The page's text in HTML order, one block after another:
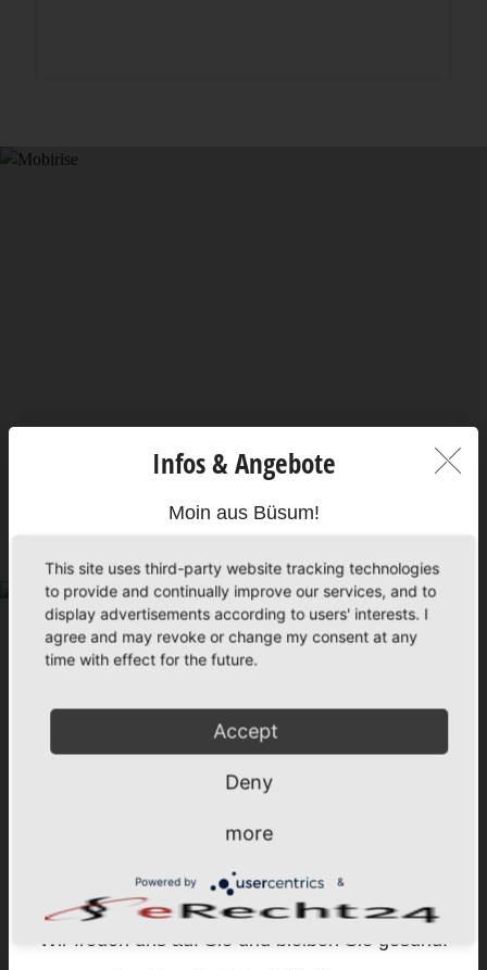
Wohnbeispiel für unsere neuen 1-Raumwohnungen im
Appartementhaus Rehn.
Beispiel zum 3-Sterne-Komfort in den
Infos & Angebote
Moin aus Büsum!
herzlich Willkommen in unserem
familiengeführten Appartementhausbetrieb.
Entspannung & Aktivität, Erholung und Kultur -
unsere zentrale Lage bietet alle
Büsum - Nordseeluft - gemütlich und reizvoll
zugleich.
Wir sind für Sie erreichbar – ganz bequem online
) oder telefonisch (Montag bis
Sonnabend von 09:00 bis 17:00 Uhr -
04834/2236).
Wir freuen uns auf Sie und bleiben Sie gesund!
This site uses third-party website tracking technologies
to provide and continually improve our services, and to
display advertisements according to users' interests. I
agree and may revoke or change my consent at any
time with effect for the future.
Accept
Deny
more
Powered by &